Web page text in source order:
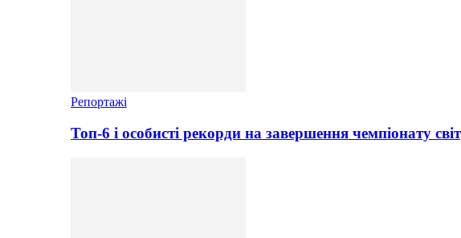
Репортажі
Топ-6 і особисті рекорди на завершення чемпіонату